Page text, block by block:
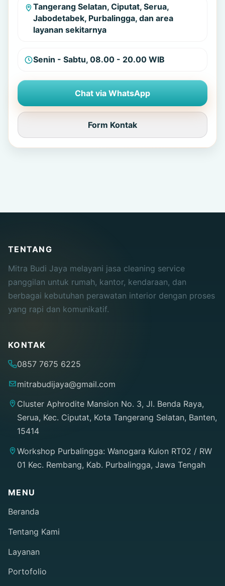
Tangerang Selatan, Ciputat, Serua,
Jabodetabek, Purbalingga, dan area
layanan sekitarnya
Senin - Sabtu, 08.00 - 20.00 WIB
Chat via WhatsApp
Form Kontak
TENTANG
Mitra Budi Jaya melayani jasa cleaning service
panggilan untuk rumah, kantor, kendaraan, dan
berbagai kebutuhan perawatan interior dengan proses
yang rapi dan komunikatif.
KONTAK
0857 7675 6225
mitrabudijaya@gmail.com
Cluster Aphrodite Mansion No. 3, Jl. Benda Raya,
Serua, Kec. Ciputat, Kota Tangerang Selatan, Banten,
15414
Workshop Purbalingga: Wanogara Kulon RT02 / RW
01 Kec. Rembang, Kab. Purbalingga, Jawa Tengah
MENU
Beranda
Tentang Kami
Layanan
Portofolio